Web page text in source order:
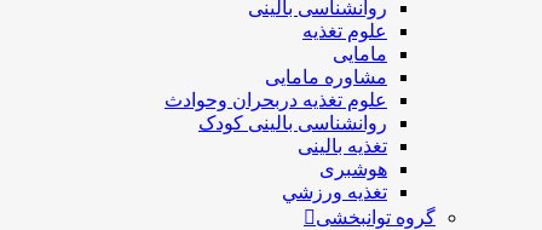
روانشناسی بالینی
علوم تغذیه
مامایی
مشاوره مامایی
علوم تغذیه دربحران وحوادث
روانشناسی بالینی کودک
تغذیه بالینی
هوشبری
تغذيه ورزشي
گروه توانبخشی